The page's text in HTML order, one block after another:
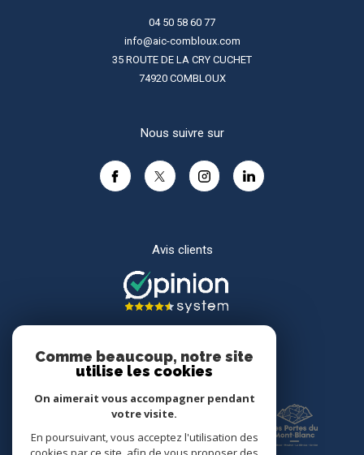
04 50 58 60 77
info@aic-combloux.com
35 ROUTE DE LA CRY CUCHET
74920
COMBLOUX
Nous suivre sur
Avis clients
Comme beaucoup, notre site
utilise les cookies
On aimerait vous accompagner pendant
votre visite.
En poursuivant, vous acceptez l'utilisation des